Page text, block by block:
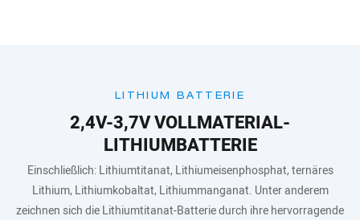
LITHIUM BATTERIE
2,4V-3,7V VOLLMATERIAL-
LITHIUMBATTERIE
Einschließlich: Lithiumtitanat, Lithiumeisenphosphat, ternäres
Lithium, Lithiumkobaltat, Lithiummanganat. Unter anderem
zeichnen sich die Lithiumtitanat-Batterie durch ihre hervorragende